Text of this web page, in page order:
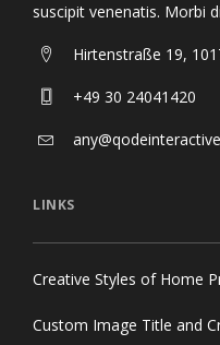
suscipit venenatis. Morbi
Hirtenstraße 19,
+49 30 24041420
LINKS
Creative Styles of Home
Custom Image Title and